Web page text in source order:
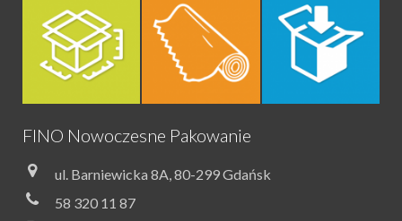
FINO Nowoczesne Pakowanie
ul. Barniewicka 8A, 80-299 Gdańsk
58 320 11 87